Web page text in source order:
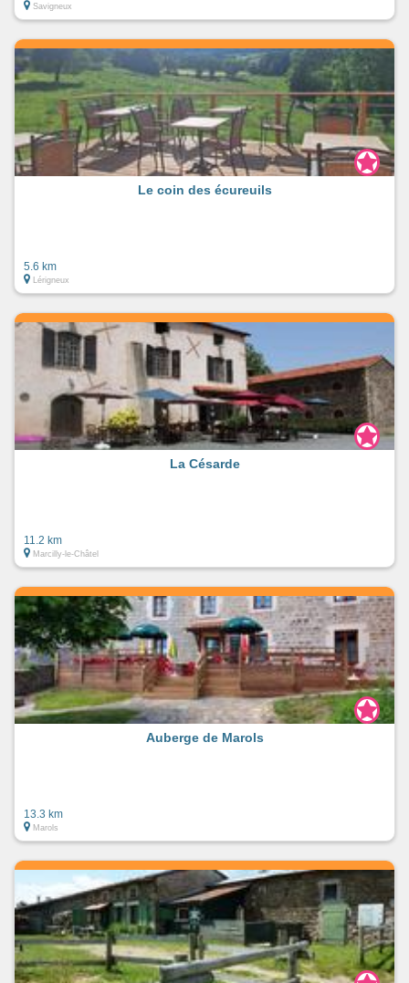
Savigneux
Le coin des écureuils
5.6 km
Lérigneux
La Césarde
11.2 km
Marcilly-le-Châtel
Auberge de Marols
13.3 km
Marols